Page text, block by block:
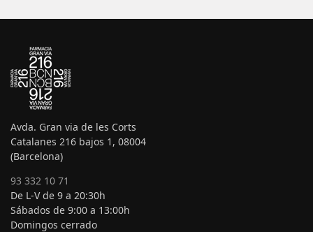
Avda. Gran via de les Corts
Catalanes 216 bajos 1, 08004
(Barcelona)
93 332 10 71
De L-V de 9 a 20:30h
Sábados de 9:00 a 13:00h
Domingos cerrado